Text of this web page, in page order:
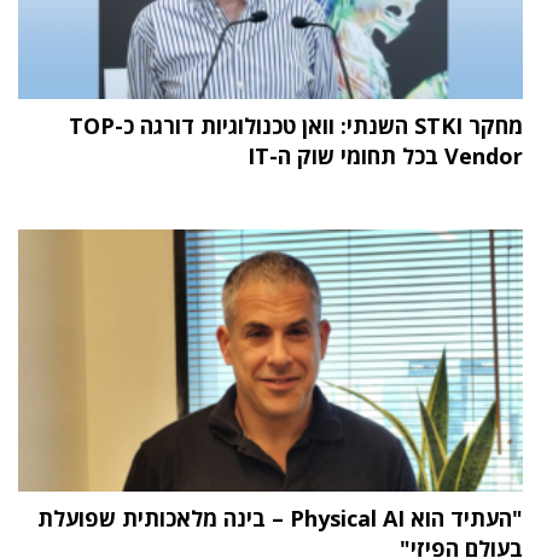
מחקר STKI השנתי: וואן טכנולוגיות דורגה כ-TOP
Vendor בכל תחומי שוק ה-IT
"העתיד הוא Physical AI – בינה מלאכותית שפועלת
בעולם הפיזי"